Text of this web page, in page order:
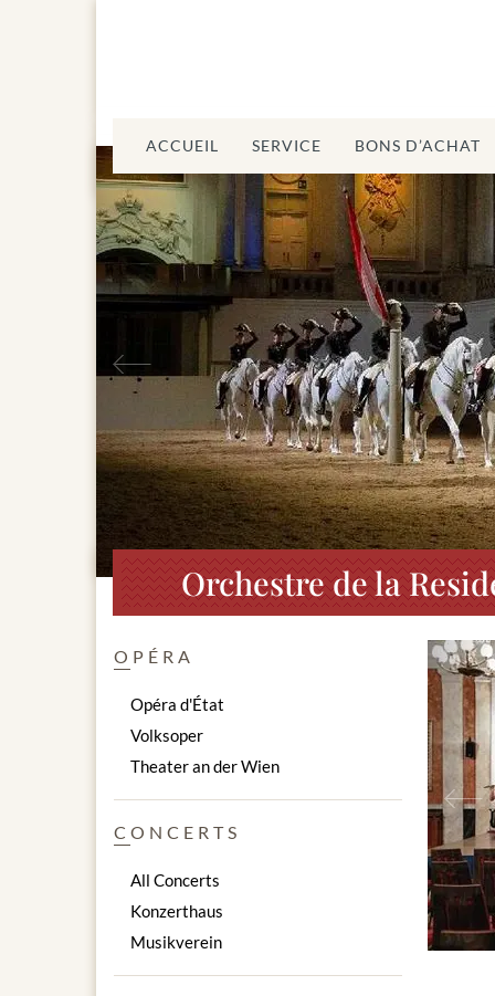
ACCUEIL SERVICE BONS D’ACHAT
Précédent
Orchestre de la
OPÉRA
Opéra d'État
Volksoper
Theater an der Wien
CONCERTS
All Concerts
Konzerthaus
Musikverein